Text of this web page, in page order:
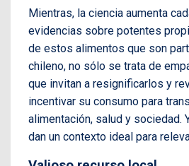
Mientras, la ciencia aumenta
evidencias sobre potentes
de estos alimentos que son
chileno, no sólo se trata de
que invitan a resignificarlos y
incentivar su consumo para
alimentación, salud y sociedad.
dan un contexto ideal para